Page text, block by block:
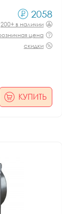
2058
200+ в наличии
цена
скидки
КУПИТЬ